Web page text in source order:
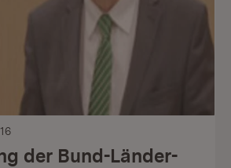
der Bund-Länder-